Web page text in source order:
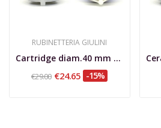
RUBINETTERIA GIULINI
Cartridge diam.40 mm without distributor
€29.00 €24.65 -15%